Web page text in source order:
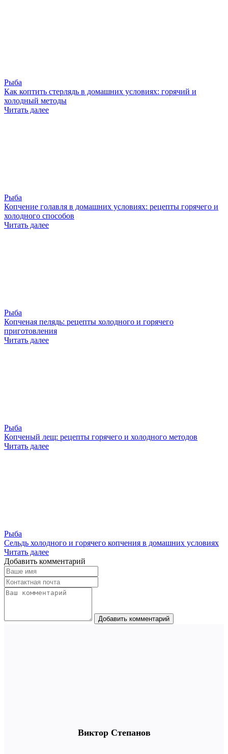
Рыба
Как коптить стерлядь в домашних условиях: горячий и
холодный методы
Читать далее
Рыба
Копчение голавля в домашних условиях: рецепты горячего и
холодного способов
Читать далее
Рыба
Копченая пелядь: рецепты холодного и горячего
приготовления
Читать далее
Рыба
Копченый лещ: рецепты горячего и холодного методов
Читать далее
Рыба
Сельдь холодного и горячего копчения в домашних условиях
Читать далее
Добавить комментарий
Добавить комментарий
Виктор Степанов